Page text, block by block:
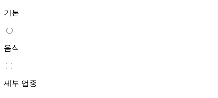
기본
음식
세부 업종